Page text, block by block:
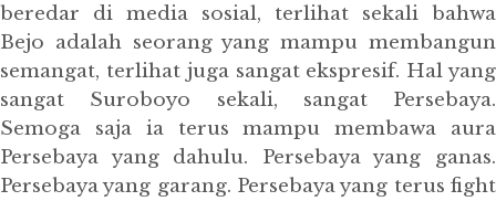
beredar di media sosial, terlihat sekali bahwa
Bejo adalah seorang yang mampu membangun
semangat, terlihat juga sangat ekspresif. Hal yang
sangat Suroboyo sekali, sangat Persebaya.
Semoga saja ia terus mampu membawa aura
Persebaya yang dahulu. Persebaya yang ganas.
Persebaya yang garang. Persebaya yang terus fight